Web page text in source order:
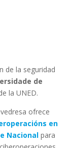
de la seguridad
de
la UNED.
ofrece
en
Nacional para